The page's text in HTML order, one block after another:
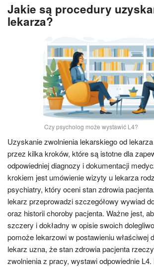
Jakie są procedury
lekarza?
Czy psycholog może wystawić L4?
Uzyskanie zwolnienia lekarskiego od
przez kilka kroków, które są istotne dla
odpowiedniej diagnozy i dokumentacji
krokiem jest umówienie wizyty u lekarza
psychiatry, który oceni stan zdrowia
lekarz przeprowadzi szczegółowy wywiad
oraz historii choroby pacjenta. Ważne jest,
szczery i dokładny w opisie swoich
pomoże lekarzowi w postawieniu właściwej
lekarz uzna, że stan zdrowia pacjenta
zwolnienia z pracy, wystawi odpowiednie